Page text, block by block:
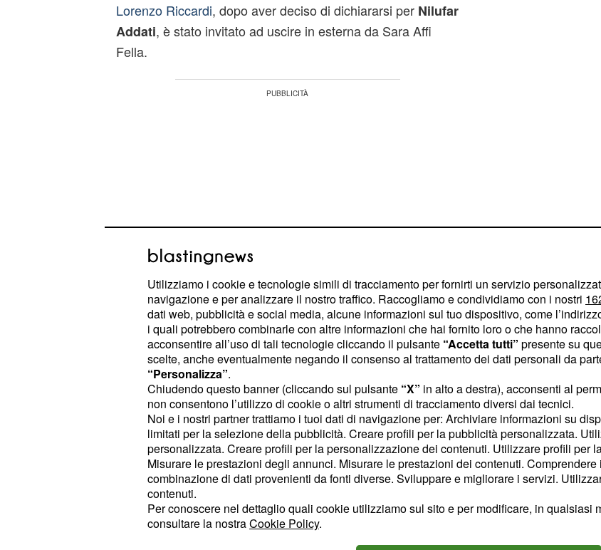
Lorenzo Riccardi, dopo aver deciso di dichiararsi per Nilufar
Addati, è stato invitato ad uscire in esterna da Sara Affi
Fella.
Un colpo di scena inaspettato: la tronista e il corteggiatore
sono stati avvistati in giro in esterna e le foto postate stanno
creando stupore. E ora? Nilufar Addati e gli altri protagonisti
come prenderanno la novità? Le due giovani troniste si sono
contese alcuni corteggiatori sin da subito, ma Lorenzo in
particolare. Da quando è iniziato questo nuovo trono
femminile, le due ragazze sono uscite conLorenzo più
volte.Ad un certo puntoSaraloaveva eliminato,ma lui
continuava a lanciargli frecciatine e, dopo una serie di
commenti via social, lei aveva deciso di uscire con lui
nuovamente. Negli ultimi giorni però, dopo le due esterne
Utilizziamo i cookie e tecnologie simili di tracciamento per fornirti un servizio
navigazione e per analizzare il nostro traffico. Raccogliamo e condividiamo con i nostri
dati web, pubblicità e social media, alcune informazioni sul tuo dispositivo, come
i quali potrebbero combinarle con altre informazioni che hai fornito loro o che hanno
acconsentire all’uso di tali tecnologie cliccando il pulsante “Accetta tutti” presente su
scelte, anche eventualmente negando il consenso al trattamento dei dati personali da
“Personalizza”.
Chiudendo questo banner (cliccando sul pulsante “X” in alto a destra), acconsenti al
non consentono l’utilizzo di cookie o altri strumenti di tracciamento diversi dai tecnici.
Noi e i nostri partner trattiamo i tuoi dati di navigazione per: Archiviare informazioni su
limitati per la selezione della pubblicità. Creare profili per la pubblicità personalizzata.
personalizzata. Creare profili per la personalizzazione dei contenuti. Utilizzare profili per
Misurare le prestazioni degli annunci. Misurare le prestazioni dei contenuti.
combinazione di dati provenienti da fonti diverse. Sviluppare e migliorare i servizi.
contenuti.
Per conoscere nel dettaglio quali cookie utilizziamo sul sito e per modificare, in qualsiasi
consultare la nostraCookie Policy.